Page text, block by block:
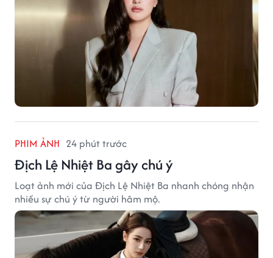
PHIM ẢNH 24 phút trước
Địch Lệ Nhiệt Ba gây chú ý
Loạt ảnh mới của Địch Lệ Nhiệt Ba nhanh chóng nhận
nhiều sự chú ý từ người hâm mộ.